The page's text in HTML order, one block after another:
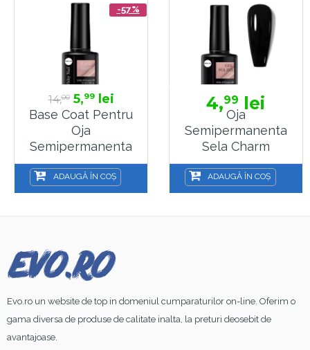
-57%
14,00 5,99lei
Base Coat Pentru
Oja
Semipermanenta
Sela Vicky
Collection
ADAUGĂ ÎN COȘ
4,99 lei
Oja
Semipermanenta
Sela Charm
Collection, 30
Negru
ADAUGĂ ÎN COȘ
Evo.ro un website de top in domeniul cumparaturilor on-line. Oferim o
gama diversa de produse de calitate inalta, la preturi deosebit de
avantajoase.